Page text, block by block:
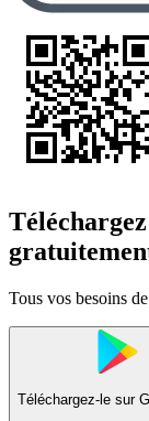
Tous vos besoins
Téléchargez-le sur